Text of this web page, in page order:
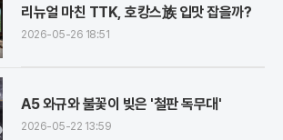
리뉴얼 마친 TTK, 호캉스族 입맛 잡을까?
2026-05-26 18:51
A5 와규와 불꽃이 빚은 '철판 독무대'
2026-05-22 13:59